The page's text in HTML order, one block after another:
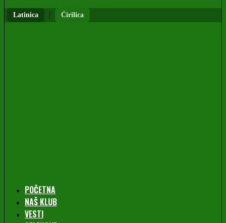
Latinica | Ćirilica
POČETNA
NAŠ KLUB
VESTI